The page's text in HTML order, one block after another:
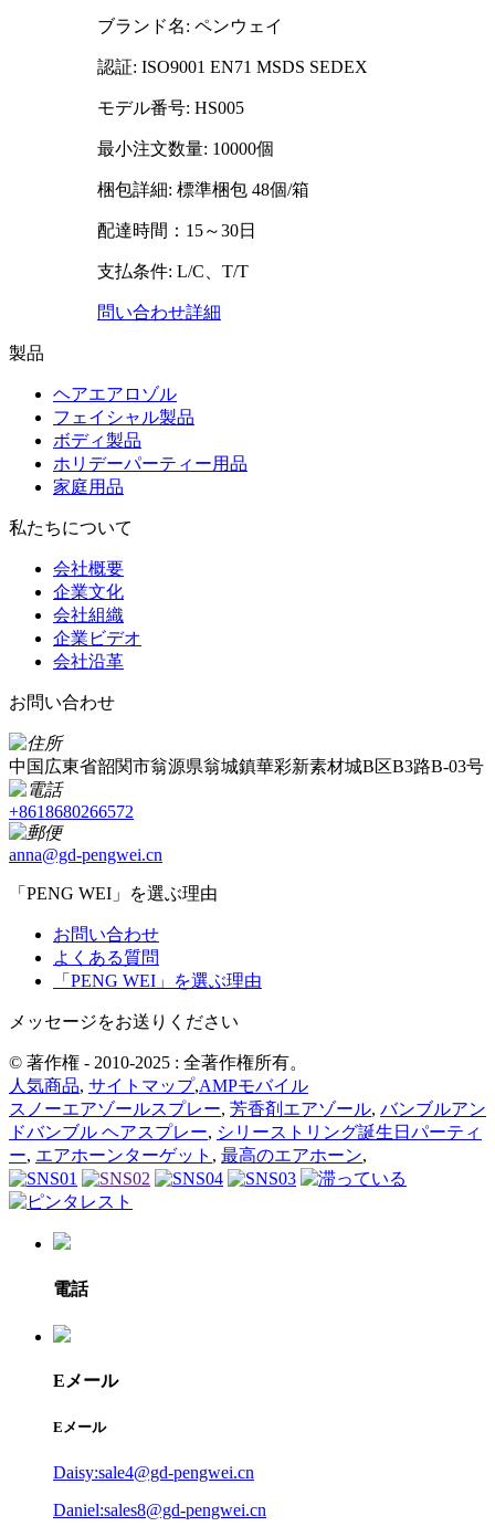
ブランド名: ペンウェイ
認証: ISO9001 EN71 MSDS SEDEX
モデル番号: HS005
最小注文数量: 10000個
梱包詳細: 標準梱包 48個/箱
配達時間：15～30日
支払条件: L/C、T/T
問い合わせ詳細
製品
ヘアエアロゾル
フェイシャル製品
ボディ製品
ホリデーパーティー用品
家庭用品
私たちについて
会社概要
企業文化
会社組織
企業ビデオ
会社沿革
お問い合わせ
中国広東省韶関市翁源県翁城鎮華彩新素材城B区B3路B-03号
+8618680266572
anna@gd-pengwei.cn
「PENG WEI」を選ぶ理由
お問い合わせ
よくある質問
「PENG WEI」を選ぶ理由
メッセージをお送りください
© 著作権 - 2010-2025 : 全著作権所有。
人気商品, サイトマップ,AMPモバイル
スノーエアゾールスプレー, 芳香剤エアゾール, バンブルアン
ドバンブル ヘアスプレー, シリーストリング誕生日パーティ
ー, エアホーンターゲット , 最高のエアホーン,
電話
Eメール
Eメール
Daisy:sale4@gd-pengwei.cn
Daniel:sales8@gd-pengwei.cn